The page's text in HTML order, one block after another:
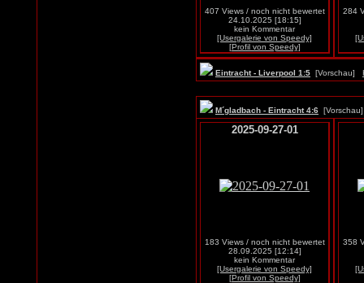
407 Views / noch nicht bewertet
24.10.2025 [18:15]
kein Kommentar
[Usergalerie von Speedy]
[Profil von Speedy]
284
Eintracht - Liverpool 1:5 [Vorschau]
M´gladbach - Eintracht 4:6
2025-09-27-01
183 Views / noch nicht bewertet
28.09.2025 [12:14]
kein Kommentar
[Usergalerie von Speedy]
[Profil von Speedy]
358